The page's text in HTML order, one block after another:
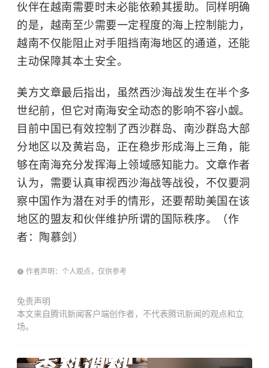
伙伴在越南需要时未必能依赖其援助。同样明确
的是，越南至少需要一定程度的海上控制能力，
越南不仅能阻止对手阻挡南海地区的通道，还能
主动保障其本土安全。
美方文章最后指出，虽然西沙海战发生在半个多
世纪前，但它对南海安全动态的影响不容小觑。
目前中国已有效控制了西沙群岛、南沙群岛大部
分地区以及黄岩岛，正在稳步形成海上三角，能
够在南海充分发挥海上领域感知能力。文章作者
认为，需要认真审视西沙海战等战役，不仅要洞
察中国作为潜在对手的情形，还要帮助美国在该
地区的盟友和伙伴维护所谓的国际秩序。（作
者：陶慕剑）
作者声明：个人观点，仅供参考
免责声明
本文来自腾讯新闻客户端创作者，不代表腾讯新闻的观点和立
场。